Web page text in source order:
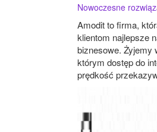
Nowoczesne
Amodit to firma,
klientom najlepsze
biznesowe. Żyjemy
którym dostęp do
prędkość